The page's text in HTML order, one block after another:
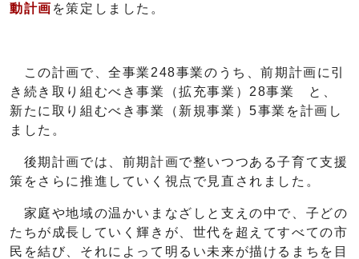
動計画 を策定しました。
この計画で、全事業248事業のうち、前期計画に引
き続き取り組むべき事業（拡充事業）28事業 と、
新たに取り組むべき事業（新規事業）5事業を計画し
ました。
後期計画では、前期計画で整いつつある子育て支援
策をさらに推進していく視点で見直されました。
家庭や地域の温かいまなざしと支えの中で、子どの
たちが成長していく輝きが、世代を超えてすべての市
民を結び、それによって明るい未来が描けるまちを目